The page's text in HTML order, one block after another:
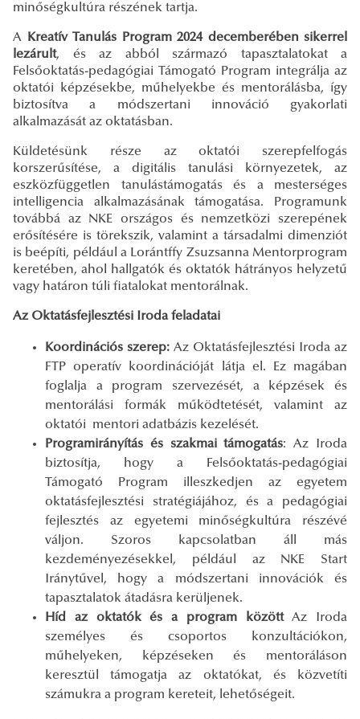
minőségkultúra részének tartja.
A Kreatív Tanulás Program 2024 decemberében sikerrel
lezárul t, és az abból származó tapasztalatokat a
Felsőoktatás-pedagógiai Támogató Program integrálja az
oktatói képzésekbe, műhelyekbe és mentorálásba, így
biztosítva a módszertani innováció gyakorlati
alkalmazását az oktatásban.
Küldetésünk része az oktatói szerepfelfogás
korszerűsítése, a digitális tanulási környezetek, az
eszközfüggetlen tanulástámogatás és a mesterséges
intelligencia alkalmazásának támogatása. Programunk
továbbá az NKE országos és nemzetközi szerepének
erősítésére is törekszik, valamint a társadalmi dimenziót
is beépíti, például a Lorántffy Zsuzsanna Mentorprogram
keretében, ahol hallgatók és oktatók hátrányos helyzetű
vagy határon túli fiatalokat mentorálnak.
Az Oktatásfejlesztési Iroda feladatai
Koordinációs szerep: Az Oktatásfejlesztési Iroda az
FTP operatív koordinációját látja el. Ez magában
foglalja a program szervezését, a képzések és
mentorálási formák működtetését, valamint az
oktatói mentori adatbázis kezelését.
Programirányítás és szakmai támogatás: Az Iroda
biztosítja, hogy a Felsőoktatás-pedagógiai
Támogató Program illeszkedjen az egyetem
oktatásfejlesztési stratégiájához, és a pedagógiai
fejlesztés az egyetemi minőségkultúra részévé
váljon. Szoros kapcsolatban áll más
kezdeményezésekkel, például az NKE Start
Iránytűvel, hogy a módszertani innovációk és
tapasztalatok átadásra kerüljenek.
Híd az oktatók és a program közöttAz Iroda
személyes és csoportos konzultációkon,
műhelyeken, képzéseken és mentoráláson
keresztül támogatja az oktatókat, és közvetíti
számukra a program kereteit, lehetőségeit.